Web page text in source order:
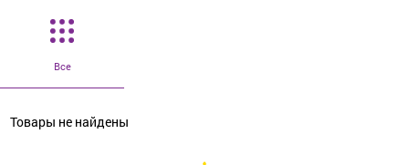
Все
Товары не найдены